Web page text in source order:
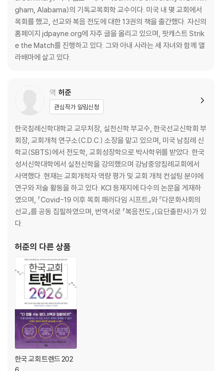
17. 전도의 은사가 따로 있나?
18. 생활 전도란 무엇인가?
19. 전도할 때 무엇을 전해야 하나?
20. 전도할 마음이 들지 않아도 전해야 하나?
21. 전도할 때 사람들에게 부담을 주어야 하나?
24. 낯선 사람들에게 전도하지 않는 것은 불순종하는 것인가?
25. 우리 교회가 복음 전도에 미온적이면 어떻게 해야 하나?
26. 성경 구절을 다 암기하지 못하면 어떻게 해야 하나?
27. 영접 기도는 무엇인가?
28. 영적인 대화를 어떻게 시작해야 하나?
29. 가족들이나 친한 친구들에게 복음을 전하는 최선의 방법은 무엇인가?
30. 전도한 후에 미래에 나누게 될 모든 주제에 대해 말해 주어야 하나?
31. 예수님 따르기를 원하는 사람들에게 어떻게 해야 하나?
32. 예수님 따르기를 원하지 않는 사람들에게 어떻게 해야 하나?
33. 전도할 때 나의 행동이 예수님과 같지 않은데 어떻게 해야 하나?
글을 맺으며
주(註)
성경 구절 색인
gham, Alabama)의 기독교목회학 교수이다. 미국 내 몇 교회에서
목회를 했고, 선교와 복음 전도에 대한 13권의 책을 출간했다. 자신의
홈페이지 jdpayne.org에 자주 글을 올리고 있으며, 팟캐스트 Strik
e the Match를 진행하고 있다. 그와 아내 사라는 세 자녀와 함께 앨
라배마에 살고 있다.
역 허준
관심작가 알림신청
한국침례신학대학교 교무처장, 실천신학 부교수, 한국선교신학회 부
회장, 교회개척 연구소(C.D.C.) 소장을 맡고 있으며, 미국 남침례 신
학교(SBTS)에서 전도학, 교회성장학으로 박사학위를 받았다. 한국
성서신학대학에서 실천신학을 강의했으며 강남중앙침례교회에서
사역했다. 현재는 교회개척자 역량 평가 및 교회 개척 컨설팅 분야에
연구와 저술 활동을 하고 있다. KCI 등재지에 다수의 논문을 게재하
였으며, 『Covid-19 이후 목회 패러다임 시프트』와 『다문화사회의
선교』를 공동 집필하였으며, 번역서로 『복음전도』(요단출판사)가 있
다.
허준의 다른 상품
한국 교회 트렌드 202